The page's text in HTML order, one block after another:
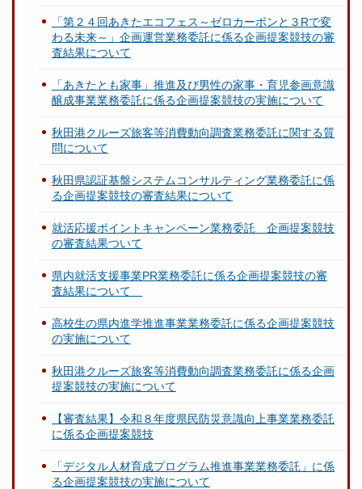
「第２４回あきたエコフェス～ゼロカーボンと３Rで変
わる未来～」企画運営業務委託に係る企画提案競技の審
査結果について
「あきたとも家事」推進及び男性の家事・育児参画意識
醸成事業業務委託に係る企画提案競技の実施について
秋田港クルーズ旅客等消費動向調査業務委託に関する質
問について
秋田県認証基盤システムコンサルティング業務委託に係
る企画提案競技の審査結果について
就活応援ポイントキャンペーン業務委託 企画提案競技
の審査結果ついて
県内就活支援事業PR業務委託に係る企画提案競技の審
査結果について
高校生の県内進学推進事業業務委託に係る企画提案競技
の実施について
秋田港クルーズ旅客等消費動向調査業務委託に係る企画
提案競技の実施について
【審査結果】令和８年度県民防災意識向上事業業務委託
に係る企画提案競技
「デジタル人材育成プログラム推進事業業務委託」に係
る企画提案競技の実施について